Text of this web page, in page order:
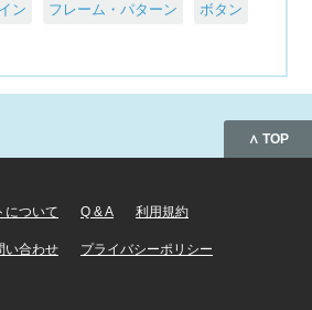
ン フレーム・パターン ボタン
∧ TOP
について Q & A 利用規約
い合わせ プライバシーポリシー